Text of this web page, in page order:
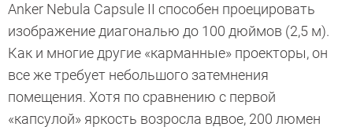
Anker Nebula Capsule II способен проецировать
изображение диагональю до 100 дюймов (2,5 м).
Как и многие другие «карманные» проекторы, он
все же требует небольшого затемнения
помещения. Хотя по сравнению с первой
«капсулой» яркость возросла вдвое, 200 люмен